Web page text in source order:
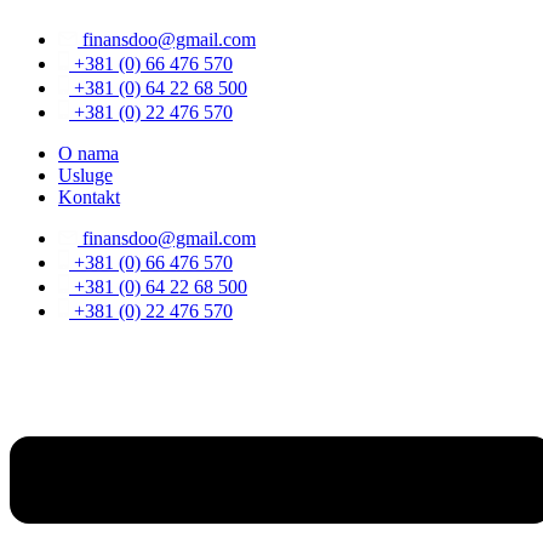
садржај
finansdoo@gmail.com
+381 (0) 66 476 570
+381 (0) 64 22 68 500
+381 (0) 22 476 570
O nama
Usluge
Kontakt
finansdoo@gmail.com
+381 (0) 66 476 570
+381 (0) 64 22 68 500
+381 (0) 22 476 570